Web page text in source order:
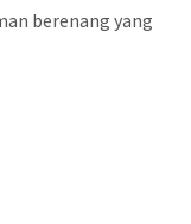
berenang yang